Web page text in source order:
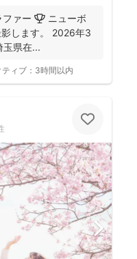
ァー 🏆 ニューボ
します。 2026年3
玉県在...
ィブ： 3時間以内